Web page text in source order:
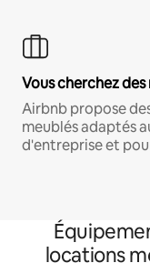
Vous cherchez
Airbnb propose
meublés adaptés
d'entreprise et
locations